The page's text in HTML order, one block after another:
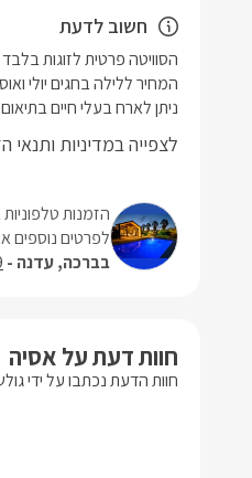
חשוב לדעת
ניתן לארח בעלי חיים
לצפייה במדיניות ותנאי
הזמנות
לפרטים נוספים
בברכה, עדנה -
חוות דעת על אסיה
חוות הדעת נכתבו על ידי